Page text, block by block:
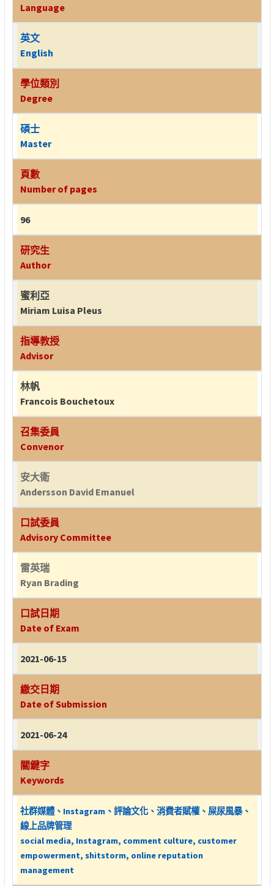
Language
英文
English
學位類別
Degree
碩士
Master
頁數
Number of pages
96
研究生
Author
蜜利亞
Miriam Luisa Pleus
指導教授
Advisor
林帆
Francois Bouchetoux
召集委員
Convenor
安大衛
Andersson David Emanuel
口試委員
Advisory Committee
雷英瑞
Ryan Brading
口試日期
Date of Exam
2021-06-15
繳交日期
Date of Submission
2021-06-24
關鍵字
Keywords
社群媒體、Instagram、評論文化、消費者賦權、屎尿風暴、
線上品牌管理
social media, Instagram, comment culture, customer
empowerment, shitstorm, online reputation
management